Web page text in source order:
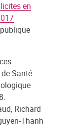
en
Santé
Richard
Thanh